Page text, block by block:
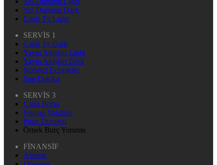
Yol Durumu Dark
Canlı Tv Light
SERVİS 1
Canlı Tv Dark
Yayın Akışları Light
Yayın Akışları Dark
Nöbetçi Eczaneler
Son Dakika
SERVİS 3
Canlı Borsa
Namaz Vakitleri
Puan Durumu
Örnek Burç Yorumu
FİNANSİF
Altınlar